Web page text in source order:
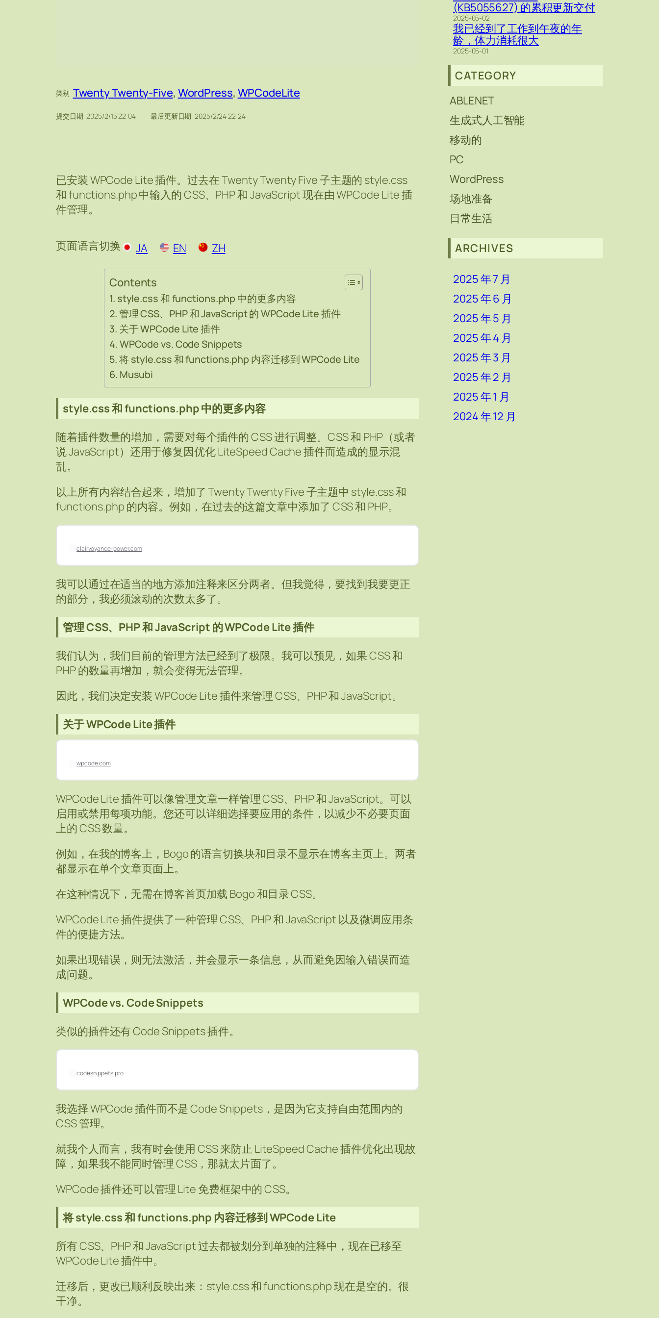
类别 :Twenty Twenty-Five, WordPress, WPCodeLite
提交日期 :2025/2/15 22:04 最后更新日期 :2025/2/24 22:24
已安装 WPCode Lite 插件。过去在 Twenty Twenty Five 子主题的 style.css
和 functions.php 中输入的 CSS、PHP 和 JavaScript 现在由 WPCode Lite 插
件管理。
页面语言切换 EN
JA ZH
Contents
style.css 和 functions.php 中的更多内容
管理 CSS、PHP 和 JavaScript 的 WPCode Lite 插件
关于 WPCode Lite 插件
WPCode vs. Code Snippets
将 style.css 和 functions.php 内容迁移到 WPCode Lite
Musubi
style.css 和 functions.php 中的更多内容
随着插件数量的增加，需要对每个插件的 CSS 进行调整。CSS 和 PHP（或者
说 JavaScript）还用于修复因优化 LiteSpeed Cache 插件而造成的显示混
乱。
以上所有内容结合起来，增加了 Twenty Twenty Five 子主题中 style.css 和
functions.php 的内容。例如，在过去的这篇文章中添加了 CSS 和 PHP。
clairvoyance-power.com
我可以通过在适当的地方添加注释来区分两者。但我觉得，要找到我要更正
的部分，我必须滚动的次数太多了。
管理 CSS、PHP 和 JavaScript 的 WPCode Lite 插件
我们认为，我们目前的管理方法已经到了极限。我可以预见，如果 CSS 和
PHP 的数量再增加，就会变得无法管理。
因此，我们决定安装 WPCode Lite 插件来管理 CSS、PHP 和 JavaScript。
关于 WPCode Lite 插件
wpcode.com
WPCode Lite 插件可以像管理文章一样管理 CSS、PHP 和 JavaScript。可以
启用或禁用每项功能。您还可以详细选择要应用的条件，以减少不必要页面
上的 CSS 数量。
例如，在我的博客上，Bogo 的语言切换块和目录不显示在博客主页上。两者
都显示在单个文章页面上。
在这种情况下，无需在博客首页加载 Bogo 和目录 CSS。
WPCode Lite 插件提供了一种管理 CSS、PHP 和 JavaScript 以及微调应用条
件的便捷方法。
如果出现错误，则无法激活，并会显示一条信息，从而避免因输入错误而造
成问题。
WPCode vs. Code Snippets
类似的插件还有 Code Snippets 插件。
codesnippets.pro
我选择 WPCode 插件而不是 Code Snippets，是因为它支持自由范围内的
CSS 管理。
就我个人而言，我有时会使用 CSS 来防止 LiteSpeed Cache 插件优化出现故
障，如果我不能同时管理 CSS，那就太片面了。
WPCode 插件还可以管理 Lite 免费框架中的 CSS。
将 style.css 和 functions.php 内容迁移到 WPCode Lite
所有 CSS、PHP 和 JavaScript 过去都被划分到单独的注释中，现在已移至
WPCode Lite 插件中。
迁移后，更改已顺利反映出来：style.css 和 functions.php 现在是空的。很
干净。
(KB5055627) 的累积更新交付
2025-05-02
我已经到了工作到午夜的年
龄，体力消耗很大
2025-05-01
CATEGORY
ABLENET
生成式人工智能
移动的
PC
WordPress
场地准备
日常生活
ARCHIVES
2025 年 7 月
2025 年 6 月
2025 年 5 月
2025 年 4 月
2025 年 3 月
2025 年 2 月
2025 年 1 月
2024 年 12 月